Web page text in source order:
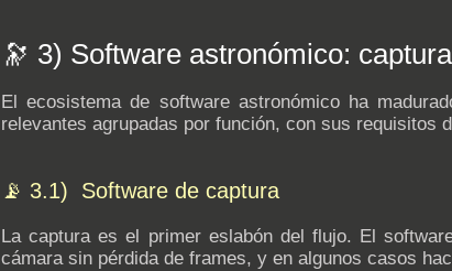
🔭 3) Software astronómico:
El ecosistema de software astronómico ha
relevantes agrupadas por función, con sus requisitos
📡 3.1) Software de captura
La captura es el primer eslabón del flujo. El
cámara sin pérdida de frames, y en algunos casos